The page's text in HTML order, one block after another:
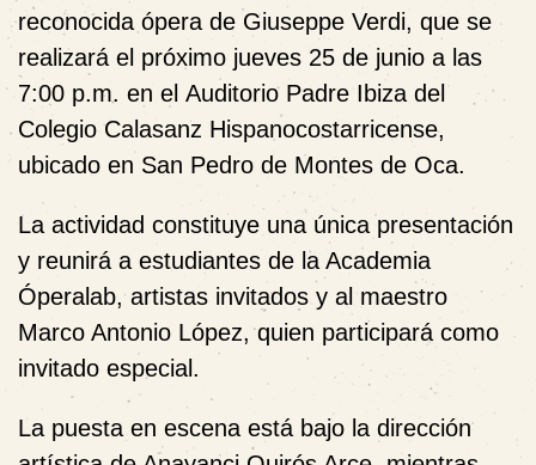
reconocida ópera de Giuseppe Verdi, que se
realizará el próximo jueves 25 de junio a las
7:00 p.m. en el Auditorio Padre Ibiza del
Colegio Calasanz Hispanocostarricense,
ubicado en San Pedro de Montes de Oca.
La actividad constituye una única presentación
y reunirá a estudiantes de la Academia
Óperalab, artistas invitados y al maestro
Marco Antonio López, quien participará como
invitado especial.
La puesta en escena está bajo la dirección